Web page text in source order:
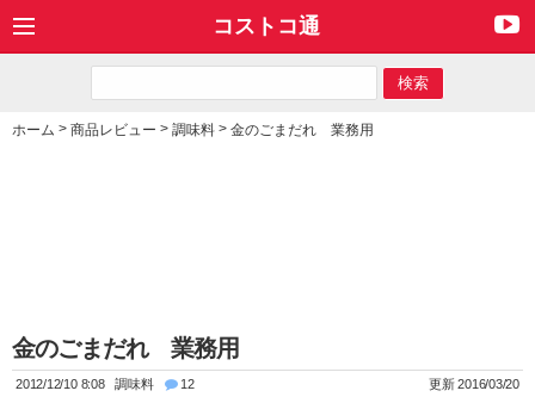
コストコ通
ホーム > 商品レビュー > 調味料 > 金のごまだれ 業務用
金のごまだれ 業務用
2012/12/10 8:08 調味料 12 更新 2016/03/20